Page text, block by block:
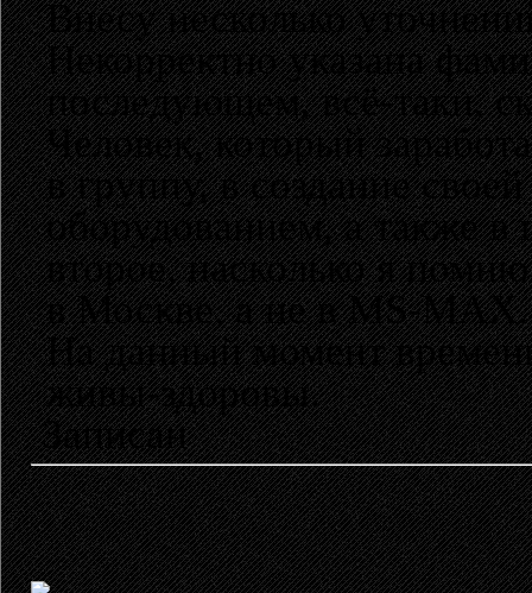
Внесу несколько
Некорректно указана
последующем, всё-таки,
Человек, который
в группу, в создание
оборудованием, а также
второе, насколько я
в Москве, а не в MS-
На данный момент
живы-здоровы.
Записан